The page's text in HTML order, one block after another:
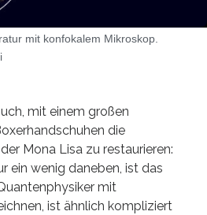
mit konfokalem Mikroskop.
mit einem großen
die
Mona Lisa zu restaurieren:
ein wenig daneben, ist das
mit
ist ähnlich kompliziert